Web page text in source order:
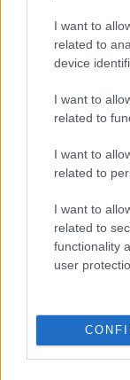
I want to
related to
device
I want to
related to
I want to
related to
I want to
related to
functionality
user